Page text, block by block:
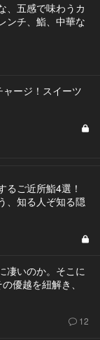
、五感で味わうカ
ンチ、鮨、中華な
ージ！スイーツ
るご近所鮨4選！
、知る人ぞ知る隠
凄いのか。そこに
優越を紐解き、
12